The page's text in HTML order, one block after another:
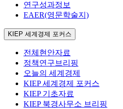
연구성과정보
EAER(영문학술지)
KIEP 세계경제 포커스
전체현안자료
정책연구브리핑
오늘의 세계경제
KIEP 세계경제 포커스
KIEP 기초자료
KIEP 북경사무소 브리핑